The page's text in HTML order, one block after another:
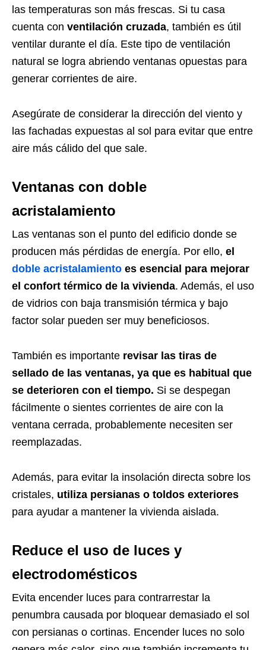
las temperaturas son más frescas. Si tu casa
cuenta con ventilación cruzada, también es útil
ventilar durante el día. Este tipo de ventilación
natural se logra abriendo ventanas opuestas para
generar corrientes de aire.
Asegúrate de considerar la dirección del viento y
las fachadas expuestas al sol para evitar que entre
aire más cálido del que sale.
Ventanas con doble
acristalamiento
Las ventanas son el punto del edificio donde se
producen más pérdidas de energía. Por ello, el
doble acristalamiento es esencial para mejorar
el confort térmico de la vivienda. Además, el uso
de vidrios con baja transmisión térmica y bajo
factor solar pueden ser muy beneficiosos.
También es importante revisar las tiras de
sellado de las ventanas, ya que es habitual que
se deterioren con el tiempo. Si se despegan
fácilmente o sientes corrientes de aire con la
ventana cerrada, probablemente necesiten ser
reemplazadas.
Además, para evitar la insolación directa sobre los
cristales, utiliza persianas o toldos exteriores
para ayudar a mantener la vivienda aislada.
Reduce el uso de luces y
electrodomésticos
Evita encender luces para contrarrestar la
penumbra causada por bloquear demasiado el sol
con persianas o cortinas. Encender luces no solo